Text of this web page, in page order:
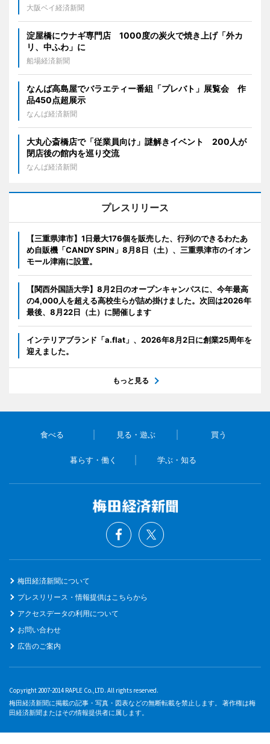
大阪ベイ経済新聞
淀屋橋にウナギ専門店 1000度の炭火で焼き上げ「外カ
リ、中ふわ」に
船場経済新聞
なんば高島屋でバラエティー番組「プレバト」展覧会 作
品450点超展示
なんば経済新聞
大丸心斎橋店で「従業員向け」謎解きイベント 200人が
閉店後の館内を巡り交流
なんば経済新聞
プレスリリース
【三重県津市】1日最大176個を販売した、行列のできるわたあ
め自販機「CANDY SPIN」8月8日（土）、三重県津市のイオン
モール津南に設置。
【関西外国語大学】8月2日のオープンキャンパスに、今年最高
の4,000人を超える高校生らが詰め掛けました。次回は2026年
最後、8月22日（土）に開催します
インテリアブランド「a.flat」、2026年8月2日に創業25周年を
迎えました。
もっと見る
食べる 見る・遊ぶ 買う
暮らす・働く 学ぶ・知る
梅田経済新聞について
プレスリリース・情報提供はこちらから
アクセスデータの利用について
お問い合わせ
広告のご案内
Copyright 2007-2014 RAPLE Co.,LTD. All rights reserved.
梅田経済新聞に掲載の記事・写真・図表などの無断転載を禁止します。 著作権は梅
田経済新聞またはその情報提供者に属します。